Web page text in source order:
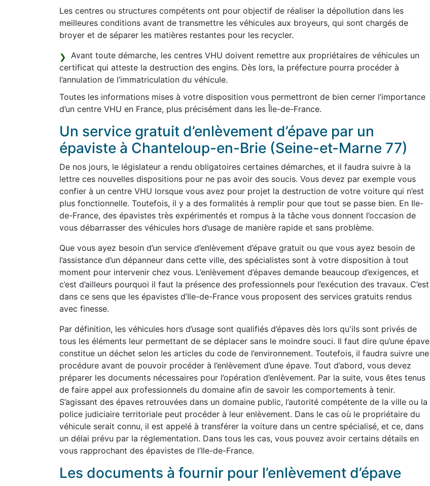
Les centres ou structures compétents ont pour objectif de réaliser la dépollution dans les
meilleures conditions avant de transmettre les véhicules aux broyeurs, qui sont chargés de
broyer et de séparer les matières restantes pour les recycler.
Avant toute démarche, les centres VHU doivent remettre aux propriétaires de véhicules un
certificat qui atteste la destruction des engins. Dès lors, la préfecture pourra procéder à
l’annulation de l’immatriculation du véhicule.
Toutes les informations mises à votre disposition vous permettront de bien cerner l’importance
d’un centre VHU en France, plus précisément dans les Île-de-France.
Un service gratuit d’enlèvement d’épave par un
épaviste à Chanteloup-en-Brie (Seine-et-Marne 77)
De nos jours, le législateur a rendu obligatoires certaines démarches, et il faudra suivre à la
lettre ces nouvelles dispositions pour ne pas avoir des soucis. Vous devez par exemple vous
confier à un centre VHU lorsque vous avez pour projet la destruction de votre voiture qui n’est
plus fonctionnelle. Toutefois, il y a des formalités à remplir pour que tout se passe bien. En Ile-
de-France, des épavistes très expérimentés et rompus à la tâche vous donnent l’occasion de
vous débarrasser des véhicules hors d’usage de manière rapide et sans problème.
Que vous ayez besoin d’un service d’enlèvement d’épave gratuit ou que vous ayez besoin de
l’assistance d’un dépanneur dans cette ville, des spécialistes sont à votre disposition à tout
moment pour intervenir chez vous. L’enlèvement d’épaves demande beaucoup d’exigences, et
c’est d’ailleurs pourquoi il faut la présence des professionnels pour l’exécution des travaux. C’est
dans ce sens que les épavistes d’Ile-de-France vous proposent des services gratuits rendus
avec finesse.
Par définition, les véhicules hors d’usage sont qualifiés d’épaves dès lors qu'ils sont privés de
tous les éléments leur permettant de se déplacer sans le moindre souci. Il faut dire qu’une épave
constitue un déchet selon les articles du code de l’environnement. Toutefois, il faudra suivre une
procédure avant de pouvoir procéder à l’enlèvement d’une épave. Tout d’abord, vous devez
préparer les documents nécessaires pour l’opération d’enlèvement. Par la suite, vous êtes tenus
de faire appel aux professionnels du domaine afin de savoir les comportements à tenir.
S’agissant des épaves retrouvées dans un domaine public, l’autorité compétente de la ville ou la
police judiciaire territoriale peut procéder à leur enlèvement. Dans le cas où le propriétaire du
véhicule serait connu, il est appelé à transférer la voiture dans un centre spécialisé, et ce, dans
un délai prévu par la réglementation. Dans tous les cas, vous pouvez avoir certains détails en
vous rapprochant des épavistes de l’Ile-de-France.
Les documents à fournir pour l’enlèvement d’épave